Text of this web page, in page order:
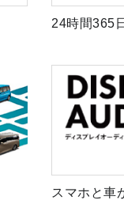
24時間365
スマホと車